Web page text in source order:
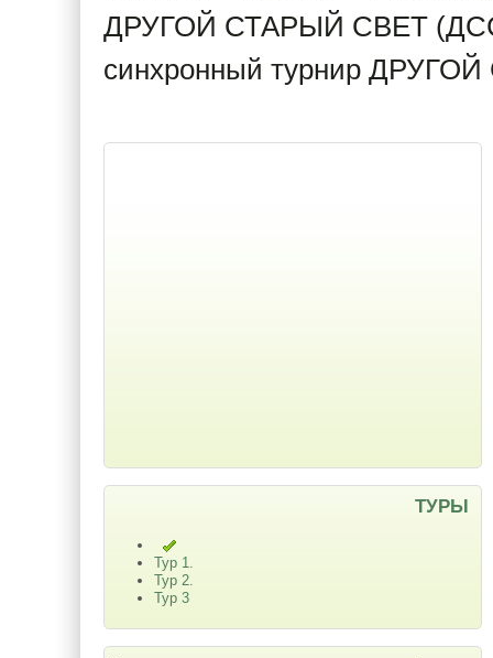
ДРУГОЙ СТАРЫЙ СВЕТ
синхронный турнир
ТУРЫ
Тур 1.
Тур 2.
Тур 3